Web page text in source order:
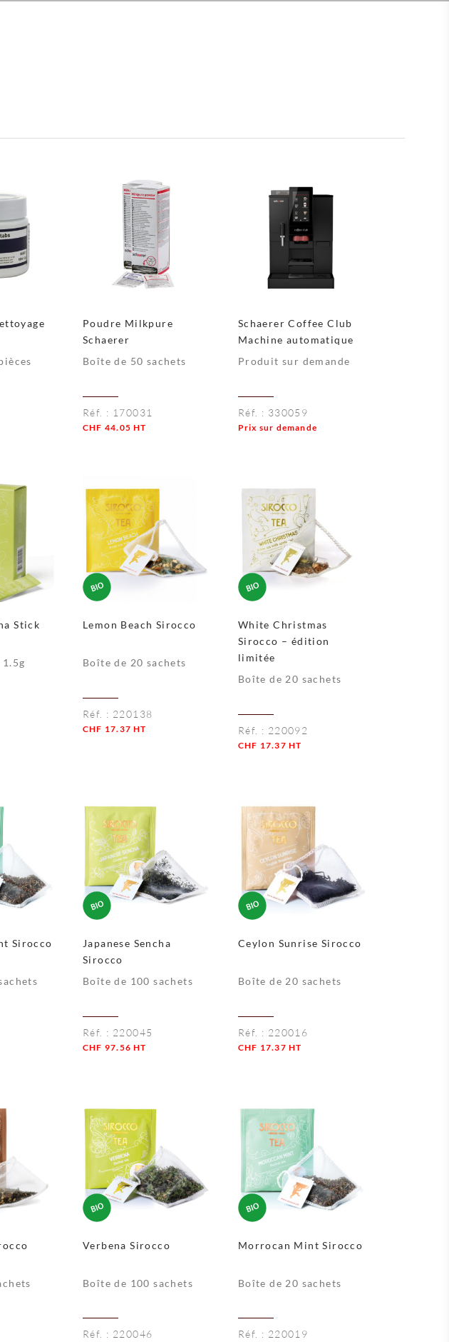
Poudre Milkpure
Schaerer
Boîte de 50 sachets
Réf. : 170031
CHF 44.05 HT
Schaerer Coffee Club
Machine automatique
Produit sur demande
Réf. : 330059
Prix sur demande
Stick Lemon Beach Sirocco
Boîte de 20 sachets
Réf. : 220138
CHF 17.37 HT
White Christmas
Sirocco – édition
limitée
Boîte de 20 sachets
Réf. : 220092
CHF 17.37 HT
Sirocco
Japanese Sencha
Sirocco
Boîte de 100 sachets
Réf. : 220045
CHF 97.56 HT
Ceylon Sunrise Sirocco
Boîte de 20 sachets
Réf. : 220016
CHF 17.37 HT
Verbena Sirocco
Boîte de 100 sachets
Réf. : 220046
Morrocan Mint Sirocco
Boîte de 20 sachets
Réf. : 220019